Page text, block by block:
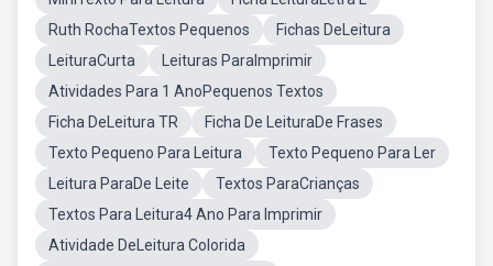
Ruth RochaTextos Pequenos
Fichas DeLeitura
LeituraCurta
Leituras ParaImprimir
Atividades Para 1 AnoPequenos Textos
Ficha DeLeitura TR
Ficha De LeituraDe Frases
Texto Pequeno Para Leitura
Texto Pequeno Para Ler
Leitura ParaDe Leite
Textos ParaCrianças
Textos Para Leitura4 Ano Para Imprimir
Atividade DeLeitura Colorida